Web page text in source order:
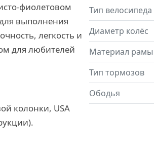
фиолетовом
выполнения
легкость и
для любителей
колонки, USA
Тип велосипеда
Диаметр колёс
Материал рамы
Тип тормозов
Ободья